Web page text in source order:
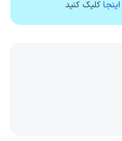
اینجاکلیک کنید